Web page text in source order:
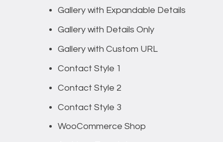
Gallery with Expandable Details
Gallery with Details Only
Gallery with Custom URL
Contact Style 1
Contact Style 2
Contact Style 3
WooCommerce Shop